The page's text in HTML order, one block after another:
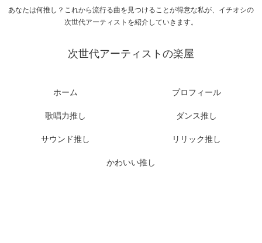
あなたは何推し？これから流行る曲を見つけることが得意な私が、イチオシの
次世代アーティストを紹介していきます。
次世代アーティストの楽屋
ホーム プロフィール
歌唱力推し ダンス推し
サウンド推し リリック推し
かわいい推し